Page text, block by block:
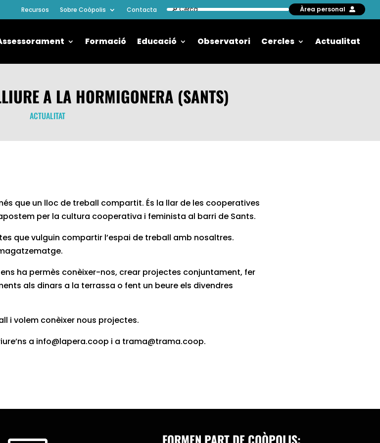
Recursos Sobre Coòpolis Contacta Àrea personal
Formació Educació Observatori Cercles Actualitat
A LA HORMIGONERA (SANTS)
ACTUALITAT
que un lloc de treball compartit. És la llar de les cooperatives
per la cultura cooperativa i feminista al barri de Sants.
que vulguin compartir l’espai de treball amb nosaltres.
ha permès conèixer-nos, crear projectes conjuntament, fer
als dinars a la terrassa o fent un beure els divendres
i volem conèixer nous projectes.
a info@lapera.coop i a trama@trama.coop.
FORMEN PART DE COÒPOLIS: